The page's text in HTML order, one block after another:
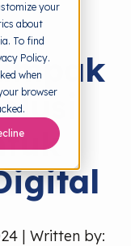
your
about
To find
Policy.
when
browser
| Written by: